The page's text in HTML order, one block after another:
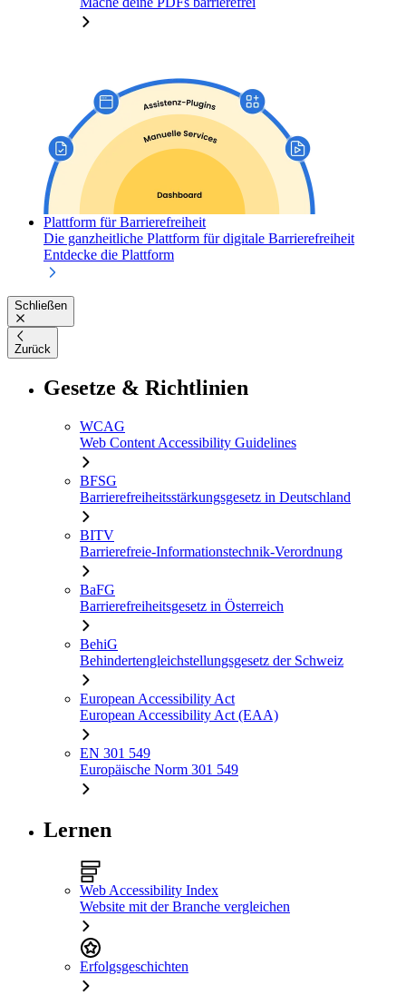
Plattform für Barrierefreiheit
Die ganzheitliche Plattform für digitale Barrierefreiheit
Entdecke die Plattform
Schließen
Zurück
Gesetze & Richtlinien
WCAG
Web Content Accessibility Guidelines
BFSG
Barrierefreiheitsstärkungsgesetz in Deutschland
BITV
Barrierefreie-Informationstechnik-Verordnung
BaFG
Barrierefreiheitsgesetz in Österreich
BehiG
Behindertengleichstellungsgesetz der Schweiz
European Accessibility Act
European Accessibility Act (EAA)
EN 301 549
Europäische Norm 301 549
Lernen
Web Accessibility Index
Website mit der Branche vergleichen
Erfolgsgeschichten